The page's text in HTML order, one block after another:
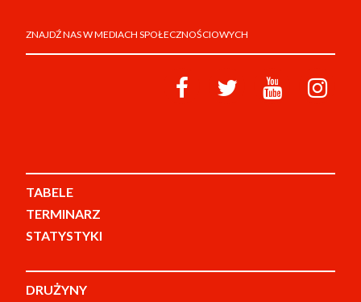
ZNAJDŹ NAS W MEDIACH SPOŁECZNOŚCIOWYCH
TABELE
TERMINARZ
STATYSTYKI
DRUŻYNY